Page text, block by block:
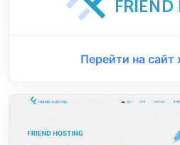
Перейти на сайт